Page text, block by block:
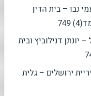
87 ד"ר נעמי נבו – בית הדין
94 אל-על – יונתן דנילוביץ ובית
ע״ע 1842-05-14 עיריית ירושלים – גלית